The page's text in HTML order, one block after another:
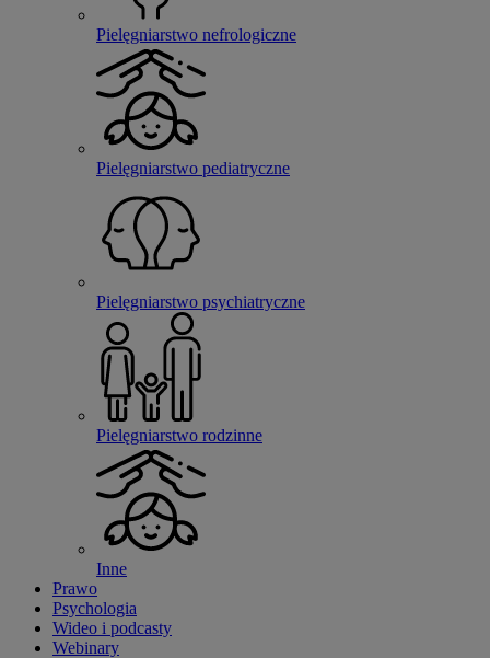
Pielęgniarstwo nefrologiczne
Pielęgniarstwo pediatryczne
Pielęgniarstwo psychiatryczne
Pielęgniarstwo rodzinne
Inne
Prawo
Psychologia
Wideo i podcasty
Webinary